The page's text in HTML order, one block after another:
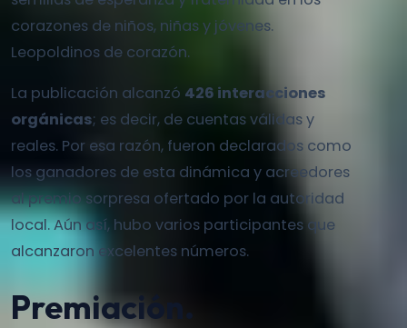
corazones de niños, niñas y jóvenes.
Leopoldinos de corazón.
La publicación alcanzó 426 interacciones
orgánicas; es decir, de cuentas válidas y
reales. Por esa razón, fueron declarados como
los ganadores de esta dinámica y acreedores
al premio sorpresa ofertado por la autoridad
local. Aún así, hubo varios participantes que
alcanzaron excelentes números.
Premiación.